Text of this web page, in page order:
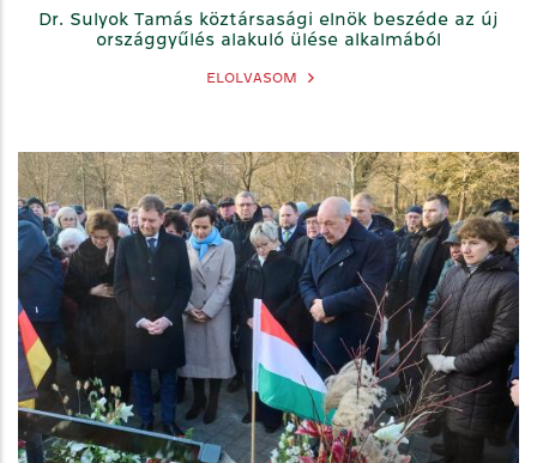
Dr. Sulyok Tamás köztársasági elnök beszéde az új
országgyűlés alakuló ülése alkalmából
ELOLVASOM